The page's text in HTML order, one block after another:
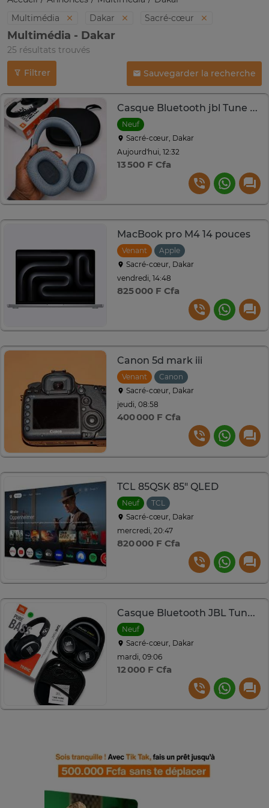
Multimédia
Dakar Sacré-cœur
Multimédia - Dakar
25 résultats trouvés
Filtrer Sauvegarder la recherche
Casque Bluetooth jbl Tune X6nc – Réduction de bruit
Neuf
Sacré-cœur, Dakar
Aujourd'hui, 12:32
13 500 F Cfa
MacBook pro M4 14 pouces
Venant
Apple
Sacré-cœur, Dakar
vendredi, 14:48
825 000 F Cfa
Canon 5d mark iii
Venant
Canon
Sacré-cœur, Dakar
jeudi, 08:58
400 000 F Cfa
TCL 85QSK 85" QLED
Neuf
TCL
Sacré-cœur, Dakar
mercredi, 20:47
820 000 F Cfa
Casque Bluetooth JBL Tune T04nc
Neuf
Sacré-cœur, Dakar
mardi, 09:06
12 000 F Cfa